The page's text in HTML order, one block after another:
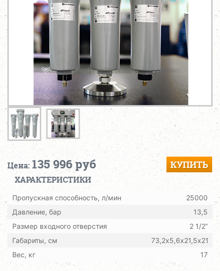
Цена: 135 996 руб КУПИТЬ
ХАРАКТЕРИСТИКИ
Пропускная способность, л/мин
25000
Давление, бар
13,5
Размер входного отверстия
2 1/2”
Габариты, см
73,2х5,6х21,5х21
Вес, кг
17